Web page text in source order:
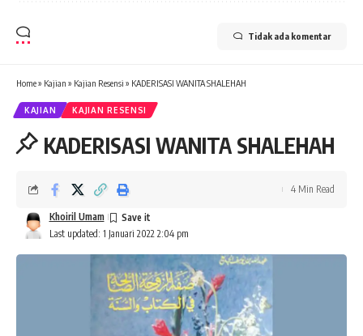
Tidak ada komentar
Home» Kajian » Kajian Resensi » KADERISASI WANITA SHALEHAH
KAJIAN KAJIAN RESENSI
KADERISASI WANITA SHALEHAH
Last updated: 1 Januari 2022 2:04 pm
Khoiril Umam
4 Min Read